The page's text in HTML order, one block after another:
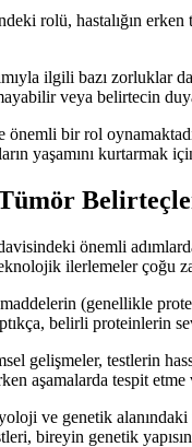
rolü, hastalığın erken
ilgili bazı zorluklar
veya belirtecin
bir rol
yaşamını kurtarmak
önemli
ilerlemeler çoğu
(genellikle
belirli proteinlerin
gelişmeler, testlerin
aşamalarda tespit etme
ve genetik
bireyin genetik